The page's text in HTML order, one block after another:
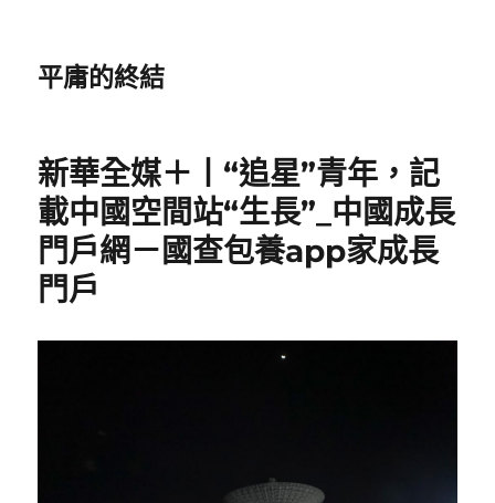
平庸的終結
新華全媒＋丨“追星”青年，記
載中國空間站“生長”_中國成長
門戶網－國查包養app家成長
門戶